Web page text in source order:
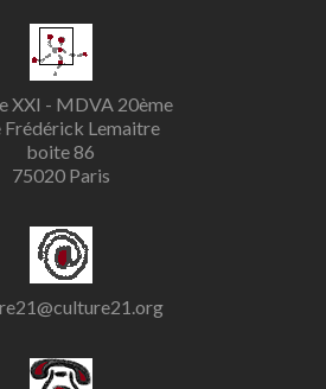
XXI - MDVA 20ème
Frédérick Lemaitre
boite 86
75020 Paris